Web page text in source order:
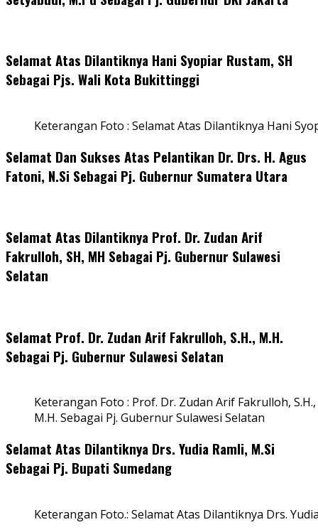
Selamat Atas Dilantiknya Hani Syopiar Rustam, SH
Sebagai Pjs. Wali Kota Bukittinggi
Keterangan Foto : Selamat Atas Dilantiknya Hani
Selamat Dan Sukses Atas Pelantikan Dr. Drs. H. Agus
Fatoni, N.Si Sebagai Pj. Gubernur Sumatera Utara
Selamat Atas Dilantiknya Prof. Dr. Zudan Arif
Fakrulloh, SH, MH Sebagai Pj. Gubernur Sulawesi
Selatan
Selamat Prof. Dr. Zudan Arif Fakrulloh, S.H., M.H.
Sebagai Pj. Gubernur Sulawesi Selatan
Keterangan Foto : Prof. Dr. Zudan Arif Fakrulloh, S.H.,
M.H. Sebagai Pj. Gubernur Sulawesi Selatan
Selamat Atas Dilantiknya Drs. Yudia Ramli, M.Si
Sebagai Pj. Bupati Sumedang
Keterangan Foto.: Selamat Atas Dilantiknya Drs.